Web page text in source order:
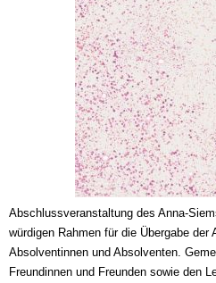
Abschlussveranstaltung des Anna-
würdigen Rahmen für die Übergabe
Absolventinnen und Absolventen.
Freundinnen und Freunden sowie den